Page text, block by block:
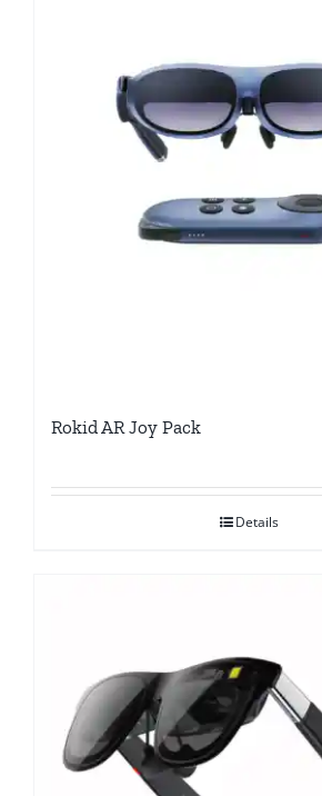
Rokid AR Joy Pack
Details